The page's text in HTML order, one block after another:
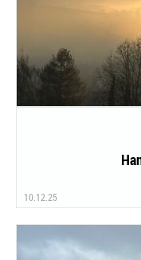
10.12.25